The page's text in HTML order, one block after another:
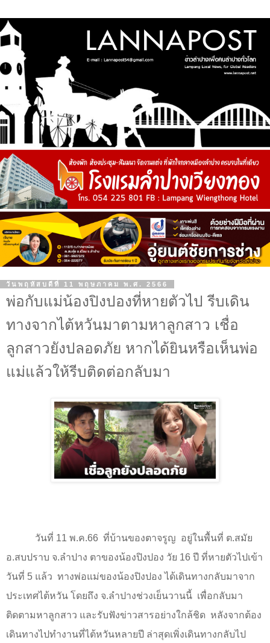
วันพฤหัสบดีที่ 11 พฤษภาคม พ.ศ. 2566
พ่อกับแม่น้องปิงปองที่หายตัวไป รีบเดิน
ทางจากไต้หวันมาตามหาลูกสาว เชื่อ
ลูกสาวยังปลอดภัย หากได้ยินหรือเห็นพ่อ
แม่แล้วให้รีบติดต่อกลับมา
วันที่ 11 พ.ค.66 ที่บ้านของตาจรูญ อยู่ในพื้นที่ ต.สมัย
อ.สบปราบ จ.ลำปาง ตาของน้องปิงปอง วัย 16 ปี ที่หายตัวไปเข้า
วันที่ 5 แล้ว ทางพ่อแม่ของน้องปิงปอง ได้เดินทางกลับมาจาก
ประเทศไต้หวัน โดยถึง จ.ลำปางช่วงเย็นวานนี้ เพื่อกลับมา
ติดตามหาลูกสาว และรับฟังข่าวสารอย่างใกล้ชิด หลังจากต้อง
เดินทางไปทำงานที่ไต้หวันหลายปี ล่าสุดเพิ่งเดินทางกลับไป